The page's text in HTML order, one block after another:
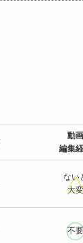
動画
編集
ない
大変
不要